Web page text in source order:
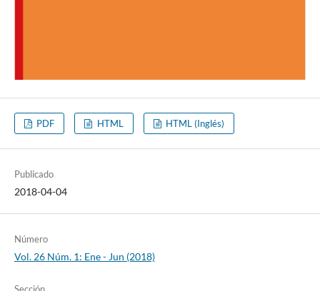
PDF HTML HTML (Inglés)
Publicado
2018-04-04
Número
Vol. 26 Núm. 1: Ene - Jun (2018)
Sección